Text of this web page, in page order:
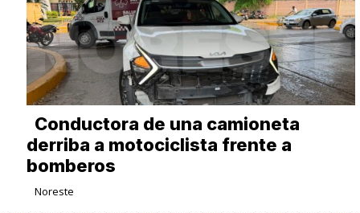
Conductora de una camioneta
derriba a motociclista frente a
bomberos
Noreste